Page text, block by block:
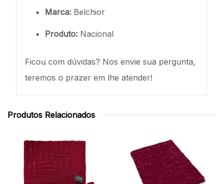
Marca: Belchior
Produto: Nacional
Ficou com dúvidas? Nos envie sua pergunta,
teremos o prazer em lhe atender!
Produtos Relacionados